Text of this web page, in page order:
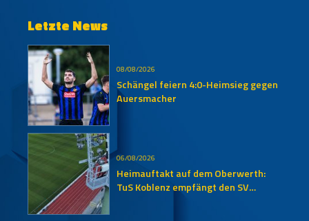
Letzte News
08/08/2026
Schängel feiern 4:0-Heimsieg gegen
Auersmacher
06/08/2026
Heimauftakt auf dem Oberwerth:
TuS Koblenz empfängt den SV